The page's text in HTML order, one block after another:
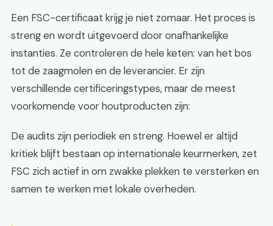
Een FSC-certificaat krijg je niet zomaar. Het proces is
streng en wordt uitgevoerd door onafhankelijke
instanties. Ze controleren de hele keten: van het bos
tot de zaagmolen en de leverancier. Er zijn
verschillende certificeringstypes, maar de meest
voorkomende voor houtproducten zijn:
De audits zijn periodiek en streng. Hoewel er altijd
kritiek blijft bestaan op internationale keurmerken, zet
FSC zich actief in om zwakke plekken te versterken en
samen te werken met lokale overheden.